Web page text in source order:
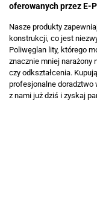
oferowanych przez E-
Nasze produkty
konstrukcji, co jest
Poliwęglan lity, którego
znacznie mniej narażony
czy odkształcenia.
profesjonalne
z nami już dziś i zyskaj